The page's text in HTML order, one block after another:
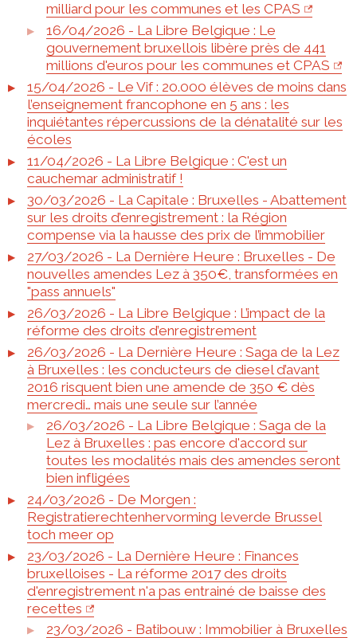
milliard pour les communes et les CPAS
16/04/2026 - La Libre Belgique : Le
gouvernement bruxellois libère près de 441
millions d'euros pour les communes et CPAS
15/04/2026 - Le Vif : 20.000 élèves de moins dans
l’enseignement francophone en 5 ans : les
inquiétantes répercussions de la dénatalité sur les
écoles
11/04/2026 - La Libre Belgique : C'est un
cauchemar administratif !
30/03/2026 - La Capitale : Bruxelles - Abattement
sur les droits d’enregistrement : la Région
compense via la hausse des prix de l’immobilier
27/03/2026 - La Dernière Heure : Bruxelles - De
nouvelles amendes Lez à 350€, transformées en
"pass annuels"
26/03/2026 - La Libre Belgique : L’impact de la
réforme des droits d’enregistrement
26/03/2026 - La Dernière Heure : Saga de la Lez
à Bruxelles : les conducteurs de diesel d’avant
2016 risquent bien une amende de 350 € dès
mercredi… mais une seule sur l’année
26/03/2026 - La Libre Belgique : Saga de la
Lez à Bruxelles : pas encore d'accord sur
toutes les modalités mais des amendes seront
bien infligées
24/03/2026 - De Morgen :
Registratierechtenhervorming leverde Brussel
toch meer op
23/03/2026 - La Dernière Heure : Finances
bruxelloises - La réforme 2017 des droits
d'enregistrement n'a pas entrainé de baisse des
recettes
23/03/2026 - Batibouw : Immobilier à Bruxelles